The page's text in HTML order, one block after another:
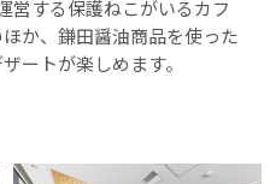
営する保護ねこがいるカフ
か、鎌田醤油商品を使った
ートが楽しめます。